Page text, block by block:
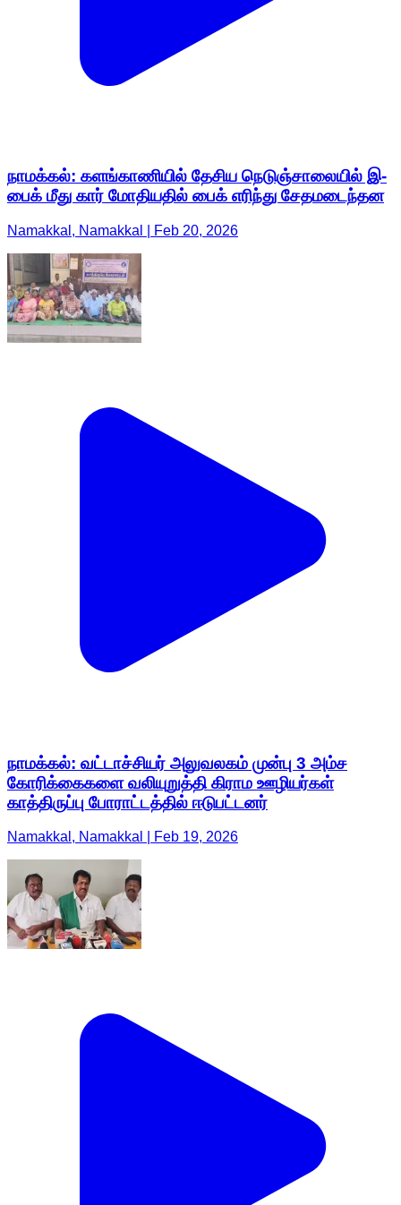
நாமக்கல்: களங்காணியில் தேசிய நெடுஞ்சாலையில் இ-
பைக் மீது கார் மோதியதில் பைக் எரிந்து சேதமடைந்தன
Namakkal, Namakkal | Feb 20, 2026
நாமக்கல்: வட்டாச்சியர் அலுவலகம் முன்பு 3 அம்ச
கோரிக்கைகளை வலியுறுத்தி கிராம ஊழியர்கள்
காத்திருப்பு போராட்டத்தில் ஈடுபட்டனர்
Namakkal, Namakkal | Feb 19, 2026